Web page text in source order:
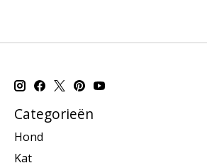
Categorieën
Hond
Kat